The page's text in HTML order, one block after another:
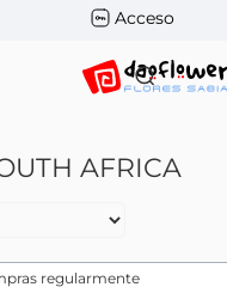
Acceso
AFRICA
regularmente